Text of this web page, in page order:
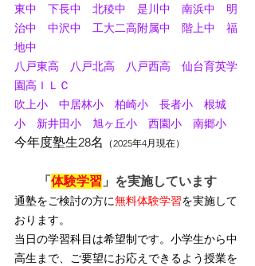
東中　下長中　北稜中　是川中　南浜中　明
治中　中沢中　工大二高附属中　階上中　福
地中
八戸東高　八戸北高　八戸西高　仙台育英学
園高ＩＬＣ
吹上小　中居林小　柏崎小　長者小　根城
小　新井田小　旭ヶ丘小　西園小　南郷小
今年度塾生28名 （2025年4月現在）
「体験学習 」を実施しています
通塾をご検討の方に無料体験学習を実施して
おります。
当日の学習科目は希望制です。小学生から中
高生まで、ご要望にお応えできるよう授業を